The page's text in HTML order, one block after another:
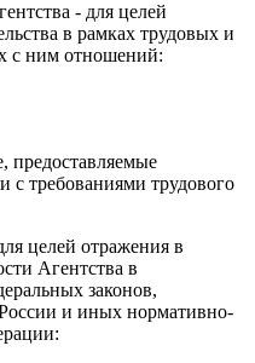
- для целей
в рамках трудовых и
с ним отношений:
предоставляемые
с требованиями трудового
целей отражения в
Агентства в
законов,
и иных нормативно-